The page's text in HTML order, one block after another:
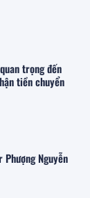
trọng đến
tiền chuyển
Nguyễn